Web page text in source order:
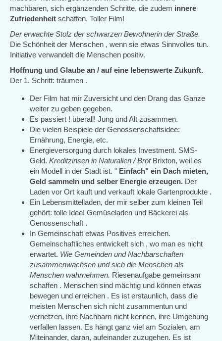
machbaren, sich ergänzenden Schritte, die zudem innere
Zufriedenheit schaffen. Toller Film!
Der erwachte Stolz der schwarzen Bewohnerin der Straße.
Die Schönheit der Menschen , wenn sie etwas Sinnvolles tun.
Initiative verwandelt die Menschen positiv.
Hoffnung und Glaube an / auf eine lebenswerte Zukunft.
Der 1. Schritt: träumen .
Der Film hat mir Zuversicht und den Drang das Ganze
weiter zu geben gegeben.
Es passiert ! überall! Jung und Alt zusammen.
Die vielen Beispiele der Genossenschaftsidee:
Ernährung, Energie, etc.
Energieversorgung durch lokales Investment. SMS-
Geld. Kreditzinsen in Naturalien / Brot Brixton, weil es
ein Modell in der Stadt ist. " Einfach" ein Dach mieten,
Geld sammeln und selber Energie erzeugen. Der
Laden vor Ort kauft und verkauft lokale Gartenprodukte .
Ein Lebensmittelladen, der mir selber zum kleinen Teil
gehört: tolle Idee! Gemüseladen und Bäckerei als
Genossenschaft .
In Gemeinschaft etwas Positives erreichen.
Gemeinschaftliches entwickelt sich , wo man es nicht
erwartet. Wie Gemeinden und Nachbarschaften
zusammenwachsen und sich die Menschen als
Menschen wahrnehmen. Riesenaufgabe gemeinsam
schaffen . Menschen sind mächtig und können etwas
bewegen und erreichen . Es ist erstaunlich, dass die
meisten Menschen sich nicht zusammentun und
vernetzen, ihre Nachbarn nicht kennen, ihre Umgebung
verfallen lassen. Es hängt ganz viel am Sozialen, am
Miteinander, daran, aufeinander zuzugehen. Es ist